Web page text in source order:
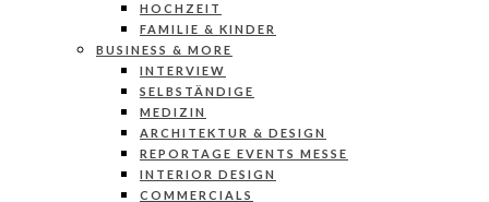
HOCHZEIT
FAMILIE & KINDER
BUSINESS & MORE
INTERVIEW
SELBSTÄNDIGE
MEDIZIN
ARCHITEKTUR & DESIGN
REPORTAGE EVENTS MESSE
INTERIOR DESIGN
COMMERCIALS